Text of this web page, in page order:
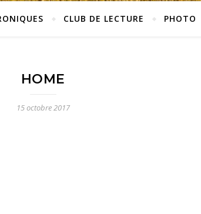
CLUB DE LECTURE PHOTO
HOME
15 octobre 2017